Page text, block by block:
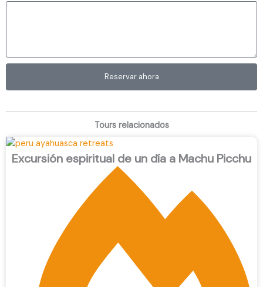
Reservar ahora
Tours relacionados
Excursión espiritual de un día a Machu Picchu